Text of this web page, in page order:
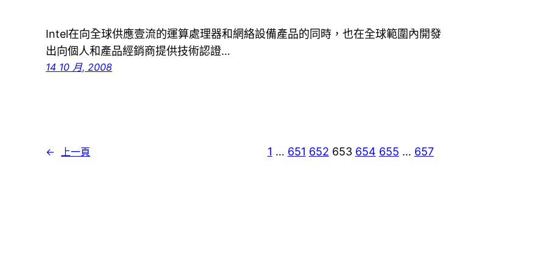
Intel在向全球供應壹流的運算處理器和網絡設備產品的同時，也在全球範圍內開發
出向個人和產品經銷商提供技術認證…
14 10 月, 2008
← 上一頁 1 … 651 652 653 654 655 … 657